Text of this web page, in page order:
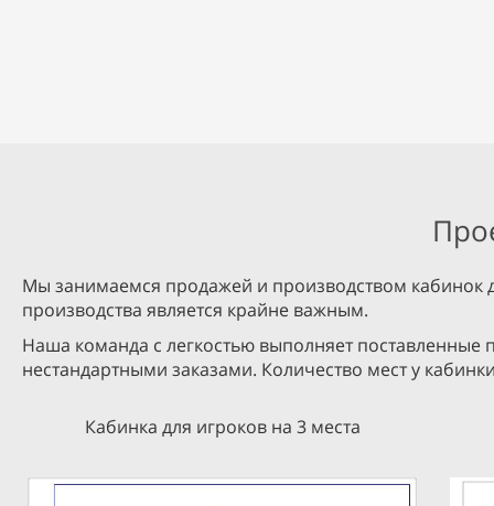
Мы занимаемся продажей и производством кабинок
производства является крайне важным.
Наша команда с легкостью выполняет
нестандартными заказами. Количество мест у
Кабинка для игроков на 3 места